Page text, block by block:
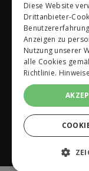
Mailand –
Gesellschaft
Leitung und
Diese Website
Drittanbieter-
Anzeigen zu
Nutzung unserer
alle Cookies
Richtlinie. Hinweise